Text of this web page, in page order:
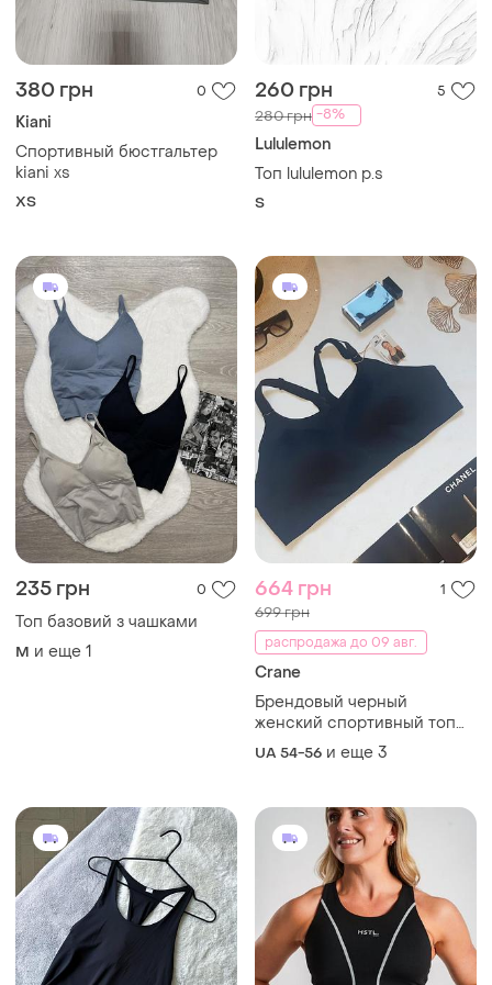
380 грн 0
Kiani
Спортивный бюстгальтер
kiani xs
ХS
260 грн 5
280 грн -8%
Lululemon
Топ lululemon р.s
S
235 грн 0
Топ базовий з чашками
M и еще 1
664 грн 1
699 грн
распродажа до 09 авг.
Crane
Брендовый черный
женский спортивный топ
(бра) от немецкого бренда
UA 54-56 и еще 3